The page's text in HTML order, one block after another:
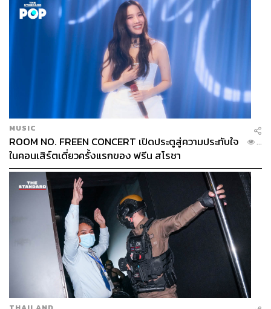
MUSIC
ROOM NO. FREEN CONCERT เปิดประตูสู่ความประทับใจ
ในคอนเสิร์ตเดี่ยวครั้งแรกของ ฟรีน สโรชา
...